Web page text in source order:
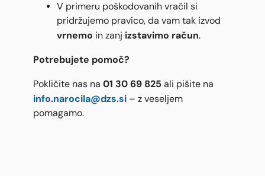
V primeru poškodovanih vračil si
pridržujemo pravico, da vam tak izvod
vrnemo in zanj izstavimo račun.
Potrebujete pomoč?
Pokličite nas na 01 30 69 825 ali pišite na
info.narocila@dzs.si – z veseljem
pomagamo.